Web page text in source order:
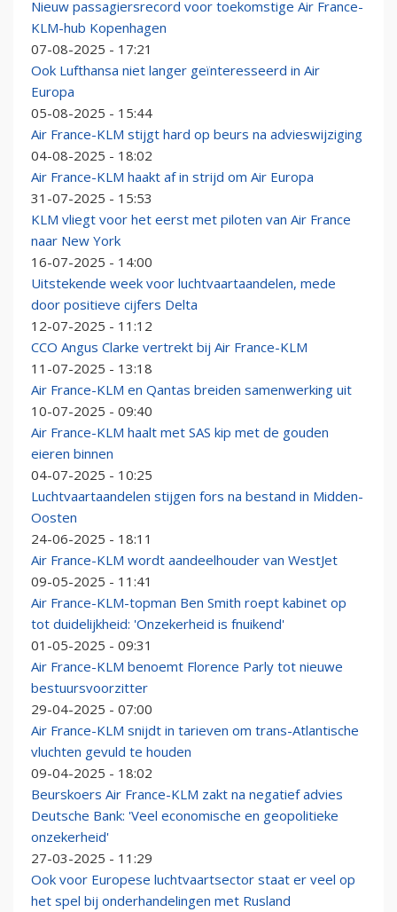
Nieuw passagiersrecord voor toekomstige Air France-
KLM-hub Kopenhagen
07-08-2025 - 17:21
Ook Lufthansa niet langer geïnteresseerd in Air
Europa
05-08-2025 - 15:44
Air France-KLM stijgt hard op beurs na advieswijziging
04-08-2025 - 18:02
Air France-KLM haakt af in strijd om Air Europa
31-07-2025 - 15:53
KLM vliegt voor het eerst met piloten van Air France
naar New York
16-07-2025 - 14:00
Uitstekende week voor luchtvaartaandelen, mede
door positieve cijfers Delta
12-07-2025 - 11:12
CCO Angus Clarke vertrekt bij Air France-KLM
11-07-2025 - 13:18
Air France-KLM en Qantas breiden samenwerking uit
10-07-2025 - 09:40
Air France-KLM haalt met SAS kip met de gouden
eieren binnen
04-07-2025 - 10:25
Luchtvaartaandelen stijgen fors na bestand in Midden-
Oosten
24-06-2025 - 18:11
Air France-KLM wordt aandeelhouder van WestJet
09-05-2025 - 11:41
Air France-KLM-topman Ben Smith roept kabinet op
tot duidelijkheid: 'Onzekerheid is fnuikend'
01-05-2025 - 09:31
Air France-KLM benoemt Florence Parly tot nieuwe
bestuursvoorzitter
29-04-2025 - 07:00
Air France-KLM snijdt in tarieven om trans-Atlantische
vluchten gevuld te houden
09-04-2025 - 18:02
Beurskoers Air France-KLM zakt na negatief advies
Deutsche Bank: 'Veel economische en geopolitieke
onzekerheid'
27-03-2025 - 11:29
Ook voor Europese luchtvaartsector staat er veel op
het spel bij onderhandelingen met Rusland